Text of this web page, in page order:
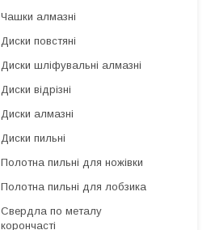
Чашки алмазні
Диски повстяні
Диски шліфувальні алмазні
Диски відрізні
Диски алмазні
Диски пильні
Полотна пильні для ножівки
Полотна пильні для лобзика
Свердла по металу
корончасті